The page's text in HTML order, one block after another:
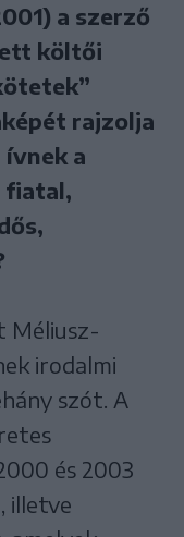
a szerző
költői
rajzolja
ívnek a
fiatal,
Méliusz-
irodalmi
szót. A
és 2003
illetve